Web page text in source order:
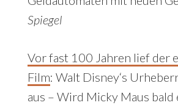
Spiegel
Vor fast 100 Jahren lief der
Film: Walt Disney‘s
aus – Wird Micky Maus bald